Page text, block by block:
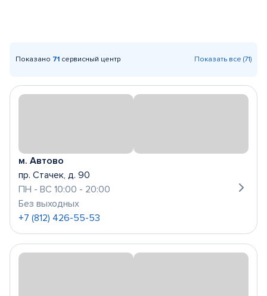
Показано 71 сервисный центр Показать все (71)
м. Автово
пр. Стачек, д. 90
ПН - ВС 10:00 - 20:00
Без выходных
+7 (812) 426-55-53